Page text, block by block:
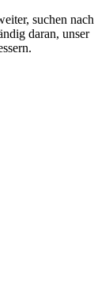
suchen nach
daran, unser